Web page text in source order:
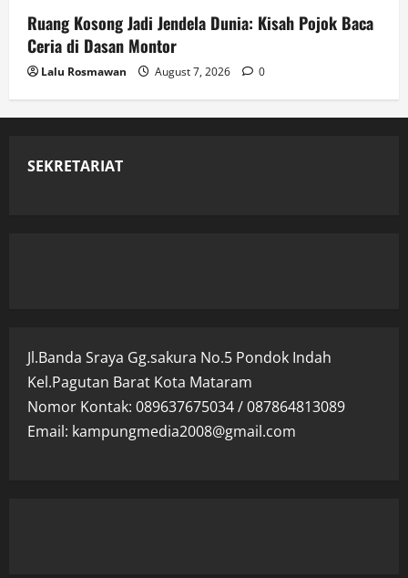
Ruang Kosong Jadi Jendela Dunia: Kisah Pojok Baca
Ceria di Dasan Montor
Lalu Rosmawan August 7, 2026 0
SEKRETARIAT
Jl.Banda Sraya Gg.sakura No.5 Pondok Indah
Kel.Pagutan Barat Kota Mataram
Nomor Kontak: 089637675034 / 087864813089
Email: kampungmedia2008@gmail.com